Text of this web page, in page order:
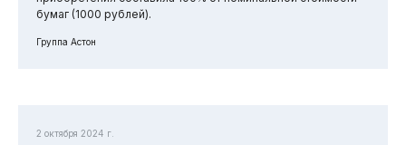
бумаг (1000 рублей).
Группа Астон
2 октября 2024 г.